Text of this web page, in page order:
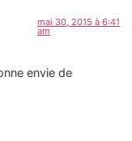
mai 30, 2015 à 6:41
am
envie de